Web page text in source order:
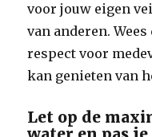
voor jouw eigen
van anderen.
respect voor
kan genieten van
Let op de